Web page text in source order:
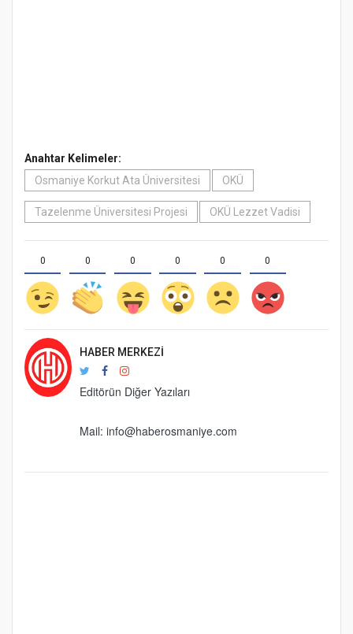
Anahtar Kelimeler:
Osmaniye Korkut Ata Üniversitesi
OKÜ
Tazelenme Üniversitesi Projesi OKÜ Lezzet Vadisi
0 0 0 0 0 0
HABER MERKEZI
Editörün Diğer Yazıları
Mail: info@haberosmaniye.com